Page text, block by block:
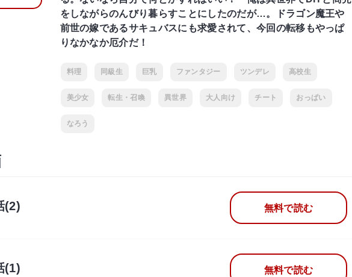
をしながらのんびり暮らすことにしたのだが…。ドラゴン魔王や
前世の嫁であるサキュバスにも求愛されて、今回の転移もやっぱ
りなかなか厄介だ！
料理 同級生 巨乳 ファンタジー ツンデレ 高校生
美少女 転生・召喚 異世界 大人向け チート おっぱい
なろう
(2) 無料で読む
(1) 無料で読む